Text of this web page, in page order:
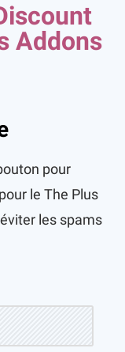
Addons
pour
le The Plus
les spams